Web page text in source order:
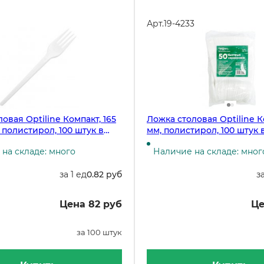
Optiline Компакт, 165
100 штук в
складе: много
за 1 ед0.82 руб
Цена 82 руб
за 100 штук
Арт.19-4233
Ложка столовая Optiline
мм, полистирол, 100 штук
Наличие на складе: